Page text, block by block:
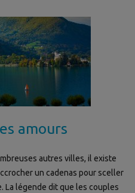
amours
autres villes, il existe
un cadenas pour sceller
La légende dit que les couples